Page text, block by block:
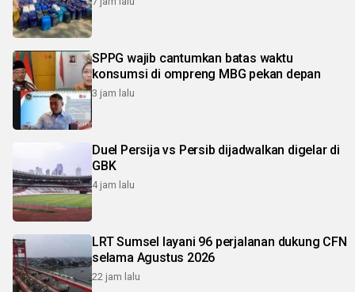
SPPG wajib cantumkan batas waktu
konsumsi di ompreng MBG pekan depan
3 jam lalu
Duel Persija vs Persib dijadwalkan digelar di
GBK
4 jam lalu
LRT Sumsel layani 96 perjalanan dukung CFN
selama Agustus 2026
22 jam lalu